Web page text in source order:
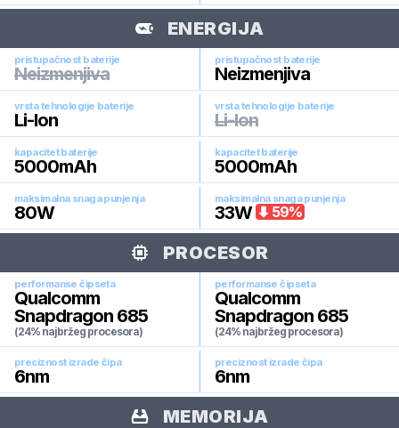
ENERGIJA
pristupačnost baterije
Neizmenjiva
pristupačnost baterije
Neizmenjiva
vrsta tehnologije baterije
Li-Ion
vrsta tehnologije baterije
Li-Ion
kapacitet baterije
5000mAh
kapacitet baterije
5000mAh
maksimalna snaga punjenja
80W
maksimalna snaga punjenja
33W 59%
PROCESOR
performanse čipseta
Qualcomm
Snapdragon 685
(24% najbržeg procesora)
performanse čipseta
Qualcomm
Snapdragon 685
(24% najbržeg procesora)
preciznost izrade čipa
6nm
preciznost izrade čipa
6nm
MEMORIJA